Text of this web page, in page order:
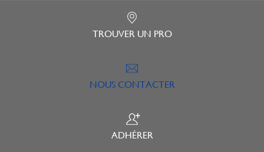
TROUVER UN PRO
NOUS CONTACTER
ADHÉRER